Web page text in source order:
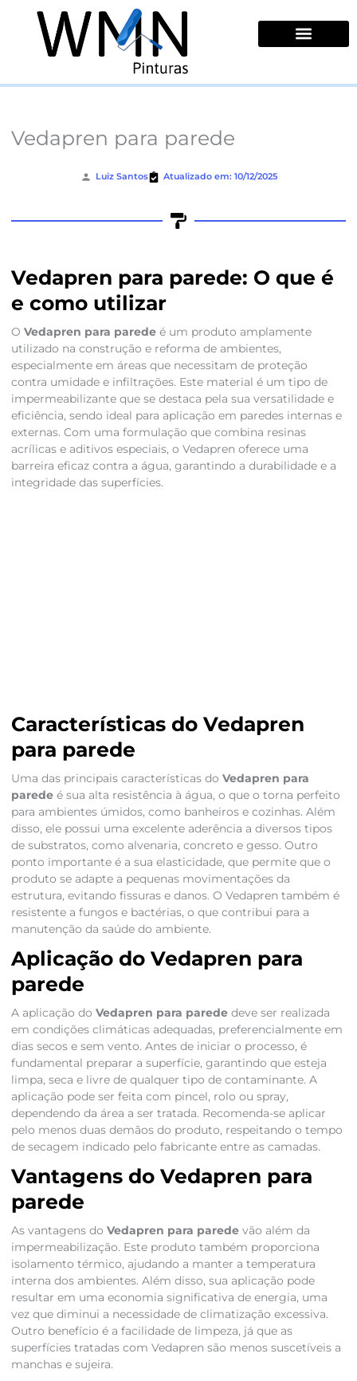
conteúdo
Vedapren para parede
Luiz Santos Atualizado em: 10/12/2025
Vedapren para parede: O que é
e como utilizar
O Vedapren para paredeé um produto amplamente
utilizado na construção e reforma de ambientes,
especialmente em áreas que necessitam de proteção
contra umidade e infiltrações. Este material é um tipo de
impermeabilizante que se destaca pela sua versatilidade e
eficiência, sendo ideal para aplicação em paredes internas e
externas. Com uma formulação que combina resinas
acrílicas e aditivos especiais, o Vedapren oferece uma
barreira eficaz contra a água, garantindo a durabilidade e a
integridade das superfícies.
Características do Vedapren
para parede
Uma das principais características do Vedapren para
paredeé sua alta resistência à água, o que o torna perfeito
para ambientes úmidos, como banheiros e cozinhas. Além
disso, ele possui uma excelente aderência a diversos tipos
de substratos, como alvenaria, concreto e gesso. Outro
ponto importante é a sua elasticidade, que permite que o
produto se adapte a pequenas movimentações da
estrutura, evitando fissuras e danos. O Vedapren também é
resistente a fungos e bactérias, o que contribui para a
manutenção da saúde do ambiente.
Aplicação do Vedapren para
parede
A aplicação do Vedapren para parededeve ser realizada
em condições climáticas adequadas, preferencialmente em
dias secos e sem vento. Antes de iniciar o processo, é
fundamental preparar a superfície, garantindo que esteja
limpa, seca e livre de qualquer tipo de contaminante. A
aplicação pode ser feita com pincel, rolo ou spray,
dependendo da área a ser tratada. Recomenda-se aplicar
pelo menos duas demãos do produto, respeitando o tempo
de secagem indicado pelo fabricante entre as camadas.
Vantagens do Vedapren para
parede
As vantagens do Vedapren para paredevão além da
impermeabilização. Este produto também proporciona
isolamento térmico, ajudando a manter a temperatura
interna dos ambientes. Além disso, sua aplicação pode
resultar em uma economia significativa de energia, uma
vez que diminui a necessidade de climatização excessiva.
Outro benefício é a facilidade de limpeza, já que as
superfícies tratadas com Vedapren são menos suscetíveis a
manchas e sujeira.